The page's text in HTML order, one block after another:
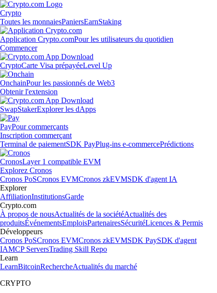
Crypto
Toutes les monnaiesPaniersEarnStaking
Application Crypto.comPour les utilisateurs du quotidien
Commencer
CryptoCarte Visa prépayéeLevel Up
OnchainPour les passionnés de Web3
Obtenir l'extension
SwapStakerExplorer les dApps
PayPour commerçants
Inscription commerçant
Terminal de paiementSDK PayPlug-ins e-commercePrédictions
CronosLayer 1 compatible EVM
Explorez Cronos
Cronos PoSCronos EVMCronos zkEVMSDK d'agent IA
Explorer
AffiliationInstitutionsGarde
Crypto.com
À propos de nousActualités de la sociétéActualités des
produitsÉvénementsEmploisPartenairesSécuritéLicences & Permis
Développeurs
Cronos PoSCronos EVMCronos zkEVMSDK PaySDK d'agent
IAMCP ServersTrading Skill Repo
Learn
LearnBitcoinRechercheActualités du marché
CRYPTO